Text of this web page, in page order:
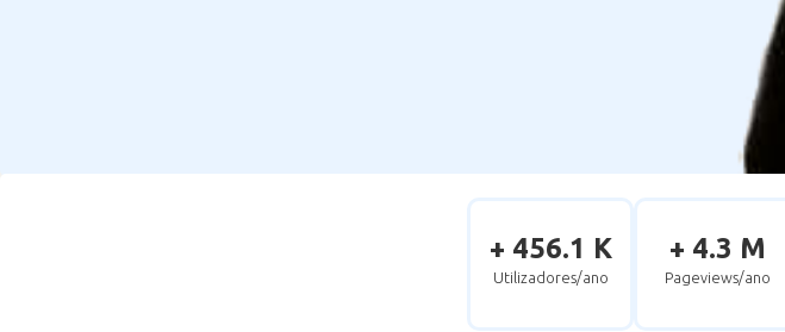
+ 456.1 K
Utilizadores/ano
+ 4.3 M
Pageviews/ano